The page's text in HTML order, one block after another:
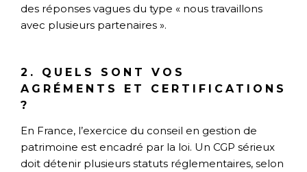
des réponses vagues du type « nous travaillons
avec plusieurs partenaires ».
2. QUELS SONT VOS
AGRÉMENTS ET CERTIFICATIONS
?
En France, l’exercice du conseil en gestion de
patrimoine est encadré par la loi. Un CGP sérieux
doit détenir plusieurs statuts réglementaires, selon